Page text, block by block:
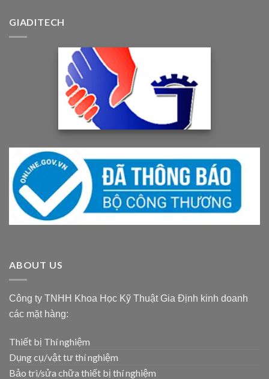
GIADITECH
ABOUT US
Công ty TNHH Khoa Học Kỹ Thuật Gia Định kinh doanh
các mặt hàng:
Thiết bị Thí nghiệm
Dụng cụ/vật tư thí nghiệm
Bảo trì/sửa chữa thiết bị thí nghiệm